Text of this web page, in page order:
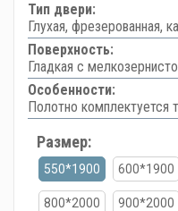
Тип двери:
Глухая, фрезерованная,
Поверхность:
Гладкая с
Особенности:
Полотно комплектуется
Размер:
550*1900 600*1900
800*2000 900*2000